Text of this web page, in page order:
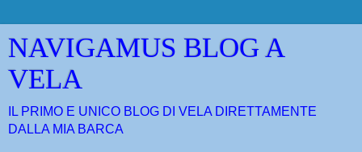
NAVIGAMUS BLOG A
VELA
IL PRIMO E UNICO BLOG DI VELA DIRETTAMENTE
DALLA MIA BARCA